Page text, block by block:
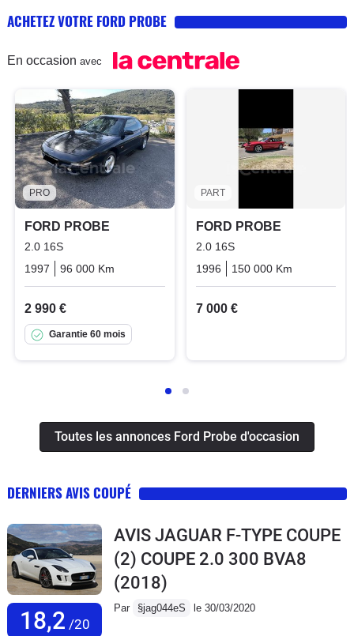
ACHETEZ VOTRE FORD PROBE
En occasion avec
PRO
FORD PROBE
2.0 16S
1997
96 000 Km Essence
2 990 €
Garantie 60 mois
PART
FORD PROBE
2.0 16S
1996
150 000 Km
7 000 €
Toutes les annonces Ford Probe d'occasion
DERNIERS AVIS COUPÉ
18,2 /20
AVIS JAGUAR F-TYPE COUPE
(2) COUPE 2.0 300 BVA8
(2018)
Par §jag044eS le 30/03/2020